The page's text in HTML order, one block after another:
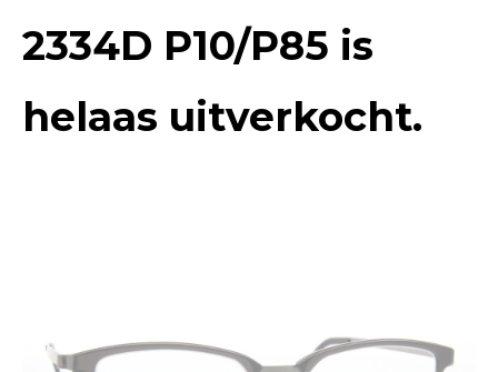
2334D P10/P85 is
helaas uitverkocht.